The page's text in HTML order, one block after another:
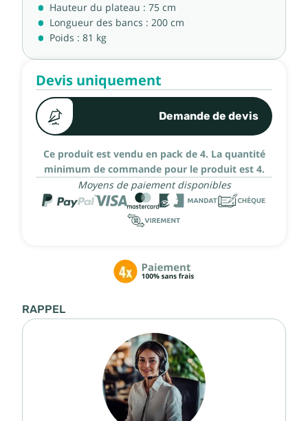
Hauteur du plateau : 75 cm
Longueur des bancs : 200 cm
Poids : 81 kg
Devis uniquement
Demande de devis
Ce produit est vendu en pack de 4. La quantité
minimum de commande pour le produit est 4.
Moyens de paiement disponibles
RAPPEL